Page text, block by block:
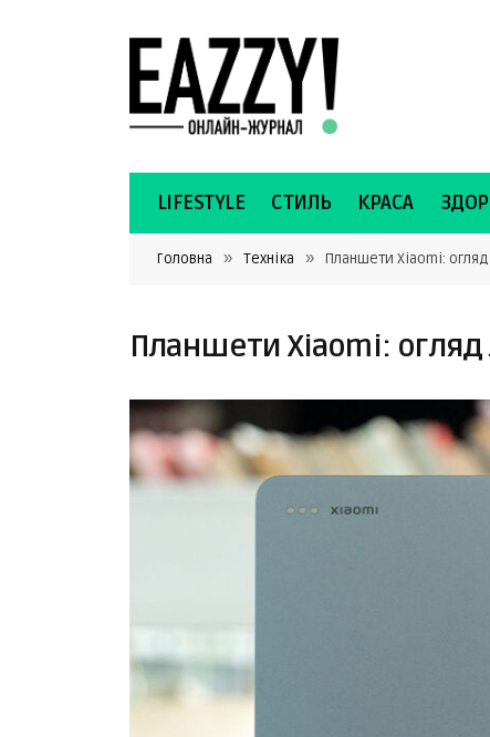
LIFESTYLE СТИЛЬ КРАСА
Головна » Техніка » Планшети Xiaomi: огляд
Планшети Xiaomi: огляд